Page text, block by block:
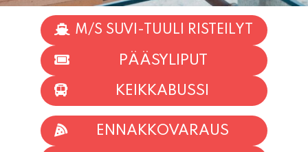
M/S SUVI-TUULI RISTEILYT
PÄÄSYLIPUT
KEIKKABUSSI
ENNAKKOVARAUS